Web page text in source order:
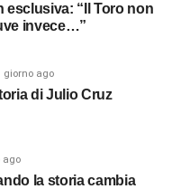
esclusiva: “Il Toro non
invece…”
giorno ago
di Julio Cruz
ago
la storia cambia